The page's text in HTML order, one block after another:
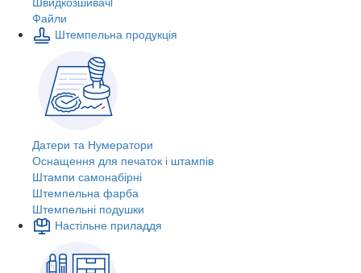
Файли
Штемпельна продукція
Датери та Нумератори
Оснащення для печаток і штампів
Штампи самонабірні
Штемпельна фарба
Штемпельні подушки
Настільне приладдя